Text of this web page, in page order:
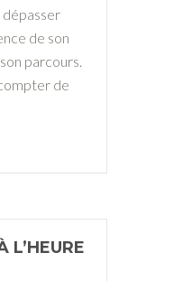
dépasser
de son
parcours.
de
L’HEURE